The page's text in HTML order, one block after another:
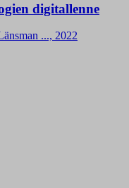
digitallenne
..., 2022